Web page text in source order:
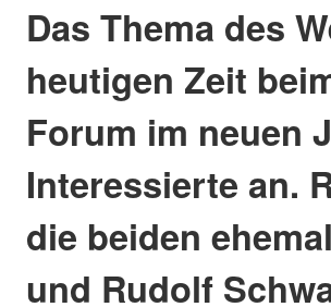
Das Thema des
heutigen Zeit
Forum im neuen
Interessierte an.
die beiden
und Rudolf